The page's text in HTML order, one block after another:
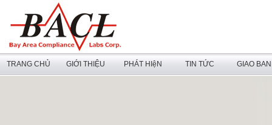
TRANG CHỦ GIỚI THIỆU PHÁT HIệN TIN TỨC GIAO